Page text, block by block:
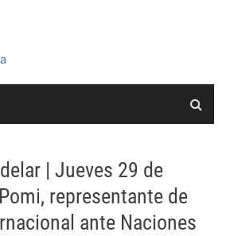
| Jueves 29 de
representante de
ante Naciones